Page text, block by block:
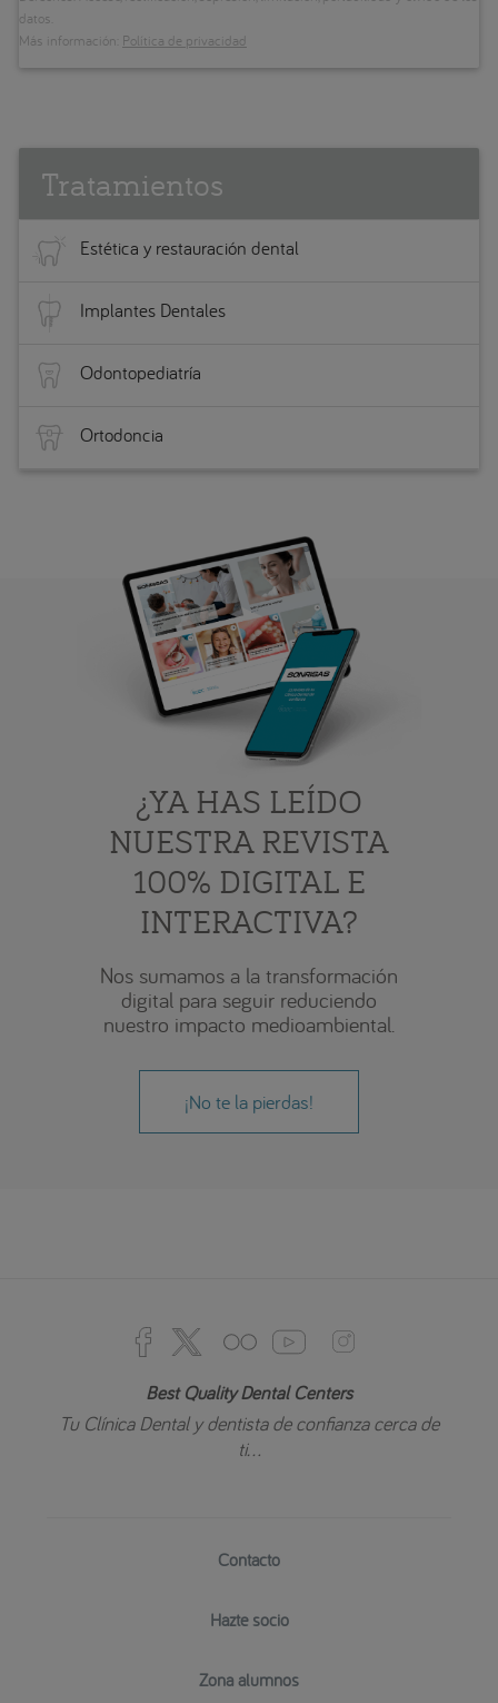
datos.
Más información: Política de privacidad
Tratamientos
Estética y restauración dental
Implantes Dentales
Odontopediatría
Ortodoncia
¿YA HAS LEÍDO
NUESTRA REVISTA
100% DIGITAL E
INTERACTIVA?
Nos sumamos a la transformación
digital para seguir reduciendo
nuestro impacto medioambiental.
¡No te la pierdas!
Best Quality Dental Centers
Tu Clínica Dental y dentista de confianza cerca de
ti...
Contacto
Hazte socio
Zona alumnos